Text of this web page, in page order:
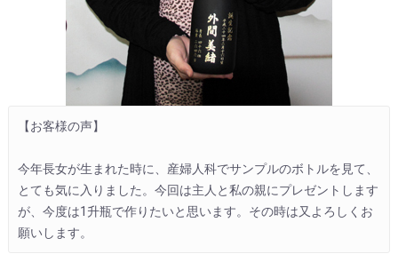
【お客様の声】
今年長女が生まれた時に、産婦人科でサンプルのボトルを見て、
とても気に入りました。今回は主人と私の親にプレゼントします
が、今度は1升瓶で作りたいと思います。その時は又よろしくお
願いします。